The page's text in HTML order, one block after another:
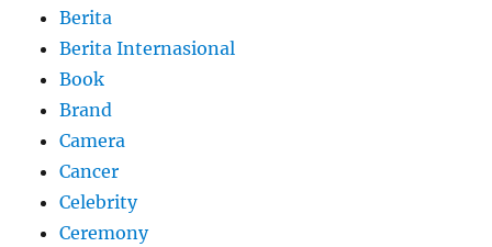
Berita
Berita Internasional
Book
Brand
Camera
Cancer
Celebrity
Ceremony